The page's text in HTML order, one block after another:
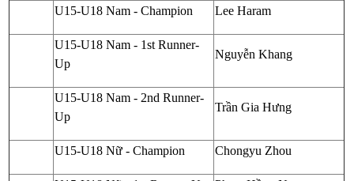
U15-U18 Nam - Champion Lee Haram
U15-U18 Nam - 1st Runner-
Up
Nguyễn Khang
U15-U18 Nam - 2nd Runner-
Up
Trần Gia Hưng
U15-U18 Nữ - Champion Chongyu Zhou